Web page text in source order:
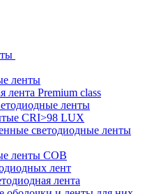
ленты
лента Premium class
ленты
CRI>98 LUX
светодиодные ленты
ленты COB
лент
лента